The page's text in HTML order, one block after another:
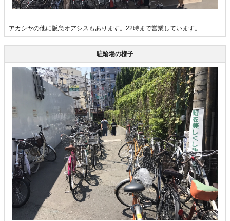
アカシヤの他に阪急オアシスもあります。22時まで営業しています。
駐輪場の様子